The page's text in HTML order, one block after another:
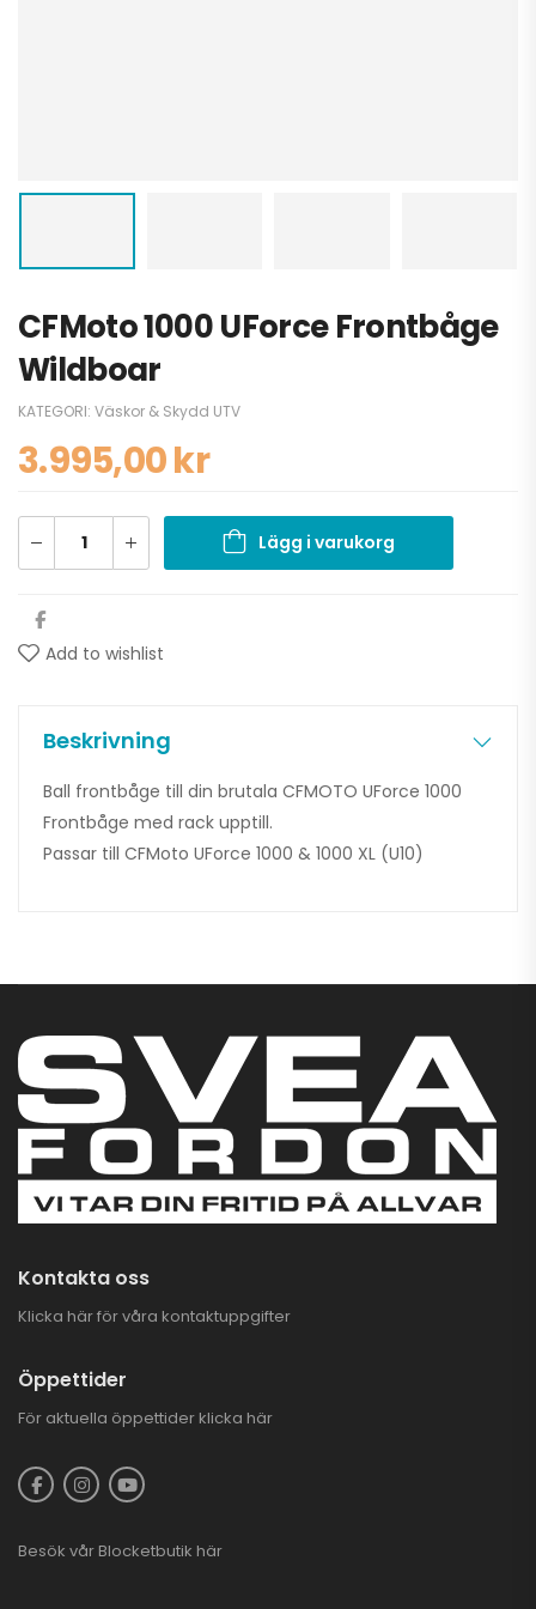
CFMoto 1000 UForce Frontbåge
Wildboar
KATEGORI: Väskor & Skydd UTV
3.995,00kr
Lägg i varukorg
Add to wishlist
Beskrivning
Ball frontbåge till din brutala CFMOTO UForce 1000
Frontbåge med rack upptill.
Passar till CFMoto UForce 1000 & 1000 XL (U10)
Kontakta oss
Klicka här för våra kontaktuppgifter
Öppettider
För aktuella öppettider klicka här
Besök vår Blocketbutik här